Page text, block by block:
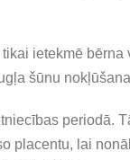
ietekmē
šūnu
periodā.
placentu, lai